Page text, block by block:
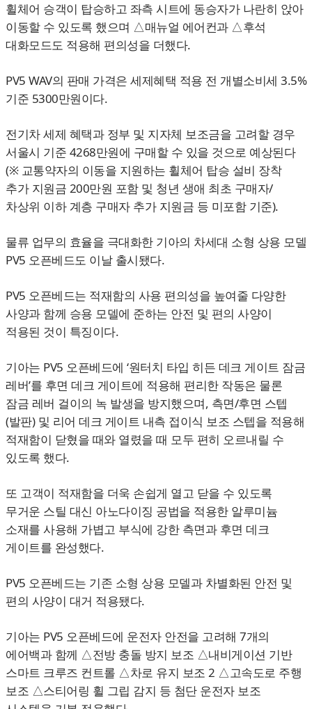
휠체어 승객이 탑승하고 좌측 시트에 동승자가 나란히 앉아
이동할 수 있도록 했으며 △매뉴얼 에어컨과 △후석
대화모드도 적용해 편의성을 더했다.
PV5 WAV의 판매 가격은 세제혜택 적용 전 개별소비세 3.5%
기준 5300만원이다.
전기차 세제 혜택과 정부 및 지자체 보조금을 고려할 경우
서울시 기준 4268만원에 구매할 수 있을 것으로 예상된다
(※ 교통약자의 이동을 지원하는 휠체어 탑승 설비 장착
추가 지원금 200만원 포함 및 청년 생애 최초 구매자/
차상위 이하 계층 구매자 추가 지원금 등 미포함 기준).
물류 업무의 효율을 극대화한 기아의 차세대 소형 상용 모델
PV5 오픈베드도 이날 출시됐다.
PV5 오픈베드는 적재함의 사용 편의성을 높여줄 다양한
사양과 함께 승용 모델에 준하는 안전 및 편의 사양이
적용된 것이 특징이다.
기아는 PV5 오픈베드에 ‘원터치 타입 히든 데크 게이트 잠금
레버’를 후면 데크 게이트에 적용해 편리한 작동은 물론
잠금 레버 걸이의 녹 발생을 방지했으며, 측면/후면 스텝
(발판) 및 리어 데크 게이트 내측 접이식 보조 스텝을 적용해
적재함이 닫혔을 때와 열렸을 때 모두 편히 오르내릴 수
있도록 했다.
또 고객이 적재함을 더욱 손쉽게 열고 닫을 수 있도록
무거운 스틸 대신 아노다이징 공법을 적용한 알루미늄
소재를 사용해 가볍고 부식에 강한 측면과 후면 데크
게이트를 완성했다.
PV5 오픈베드는 기존 소형 상용 모델과 차별화된 안전 및
편의 사양이 대거 적용됐다.
기아는 PV5 오픈베드에 운전자 안전을 고려해 7개의
에어백과 함께 △전방 충돌 방지 보조 △내비게이션 기반
스마트 크루즈 컨트롤 △차로 유지 보조 2 △고속도로 주행
보조 △스티어링 휠 그립 감지 등 첨단 운전자 보조